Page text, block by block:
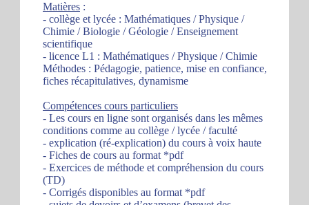
Matières :
- collège et lycée : Mathématiques / Physique /
Chimie / Biologie / Géologie / Enseignement
scientifique
- licence L1 : Mathématiques / Physique / Chimie
Méthodes : Pédagogie, patience, mise en confiance,
fiches récapitulatives, dynamisme
Compétences cours particuliers
- Les cours en ligne sont organisés dans les mêmes
conditions comme au collège / lycée / faculté
- explication (ré-explication) du cours à voix haute
- Fiches de cours au format *pdf
- Exercices de méthode et compréhension du cours
(TD)
- Corrigés disponibles au format *pdf